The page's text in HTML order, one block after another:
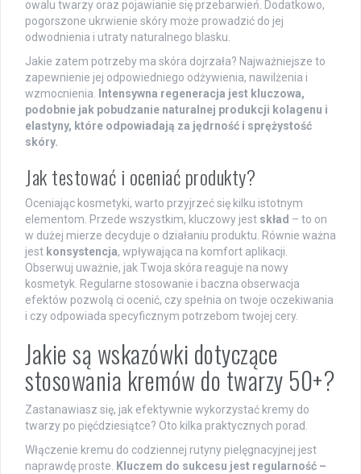
owalu twarzy oraz pojawianie się przebarwień. Dodatkowo,
pogorszone ukrwienie skóry może prowadzić do jej
odwodnienia i utraty naturalnego blasku.
Jakie zatem potrzeby ma skóra dojrzała? Najważniejsze to
zapewnienie jej odpowiedniego odżywienia, nawilżenia i
wzmocnienia. Intensywna regeneracja jest kluczowa,
podobnie jak pobudzanie naturalnej produkcji kolagenu i
elastyny, które odpowiadają za jędrność i sprężystość
skóry.
Jak testować i oceniać produkty?
Oceniając kosmetyki, warto przyjrzeć się kilku istotnym
elementom. Przede wszystkim, kluczowy jest skład – to on
w dużej mierze decyduje o działaniu produktu. Równie ważna
jest konsystencja, wpływająca na komfort aplikacji.
Obserwuj uważnie, jak Twoja skóra reaguje na nowy
kosmetyk. Regularne stosowanie i baczna obserwacja
efektów pozwolą ci ocenić, czy spełnia on twoje oczekiwania
i czy odpowiada specyficznym potrzebom twojej cery.
Jakie są wskazówki dotyczące
stosowania kremów do twarzy 50+?
Zastanawiasz się, jak efektywnie wykorzystać kremy do
twarzy po pięćdziesiątce? Oto kilka praktycznych porad.
Włączenie kremu do codziennej rutyny pielęgnacyjnej jest
naprawdę proste. Kluczem do sukcesu jest regularność –